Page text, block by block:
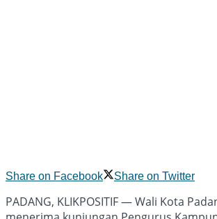
Share on Facebook Share on Twitter
PADANG, KLIKPOSITIF — Wali Kota